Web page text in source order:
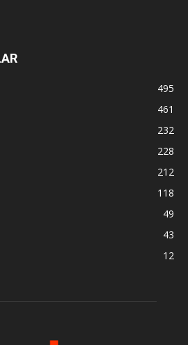
495
461
232
228
212
118
49
43
12